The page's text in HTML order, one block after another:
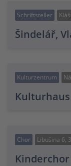
Schriftsteller
Šindelář,
Kulturzentrum
Chor Libušina 6,